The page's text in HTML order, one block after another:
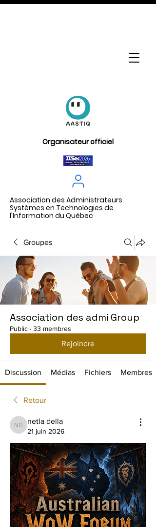
Organisateur officiel
Association des Administrateurs
Systèmes en Technologies de
l'Information du Québec
Groupes
Association des admi Group
Public · 33 membres
Rejoindre
Discussion Médias Fichiers Membres
Retour
netla della
netla della
21 juin 2026